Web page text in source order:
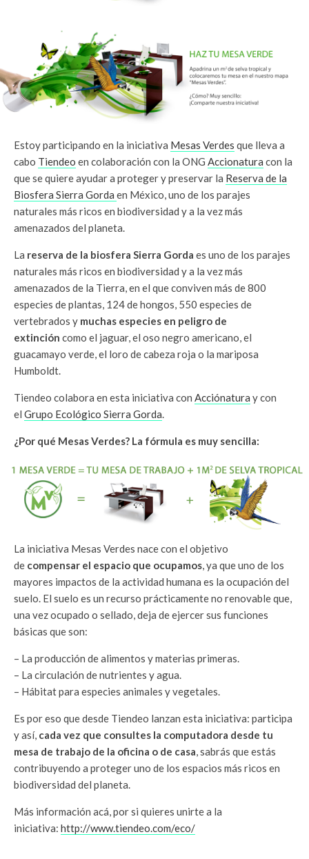
Estoy participando en la iniciativa Mesas Verdes que lleva a
cabo Tiendeo en colaboración con la ONG Accionatura con la
que se quiere ayudar a proteger y preservar la Reserva de la
Biosfera Sierra Gorda en México, uno de los parajes
naturales más ricos en biodiversidad y a la vez más
amenazados del planeta.
La reserva de la biosfera Sierra Gorda es uno de los parajes
naturales más ricos en biodiversidad y a la vez más
amenazados de la Tierra, en el que conviven más de 800
especies de plantas, 124 de hongos, 550 especies de
vertebrados y muchas especies en peligro de
extinción como el jaguar, el oso negro americano, el
guacamayo verde, el loro de cabeza roja o la mariposa
Humboldt.
Tiendeo colabora en esta iniciativa con Acciónatura y con
el Grupo Ecológico Sierra Gorda.
¿Por qué Mesas Verdes? La fórmula es muy sencilla:
La iniciativa Mesas Verdes nace con el objetivo
de compensar el espacio que ocupamos , ya que uno de los
mayores impactos de la actividad humana es la ocupación del
suelo. El suelo es un recurso prácticamente no renovable que,
una vez ocupado o sellado, deja de ejercer sus funciones
básicas que son:
– La producción de alimentos y materias primeras.
– La circulación de nutrientes y agua.
– Hábitat para especies animales y vegetales.
Es por eso que desde Tiendeo lanzan esta iniciativa: participa
y así, cada vez que consultes la computadora desde tu
mesa de trabajo de la oficina o de casa , sabrás que estás
contribuyendo a proteger uno de los espacios más ricos en
biodiversidad del planeta.
Más información acá, por si quieres unirte a la
iniciativa: http://www.tiendeo.com/eco/